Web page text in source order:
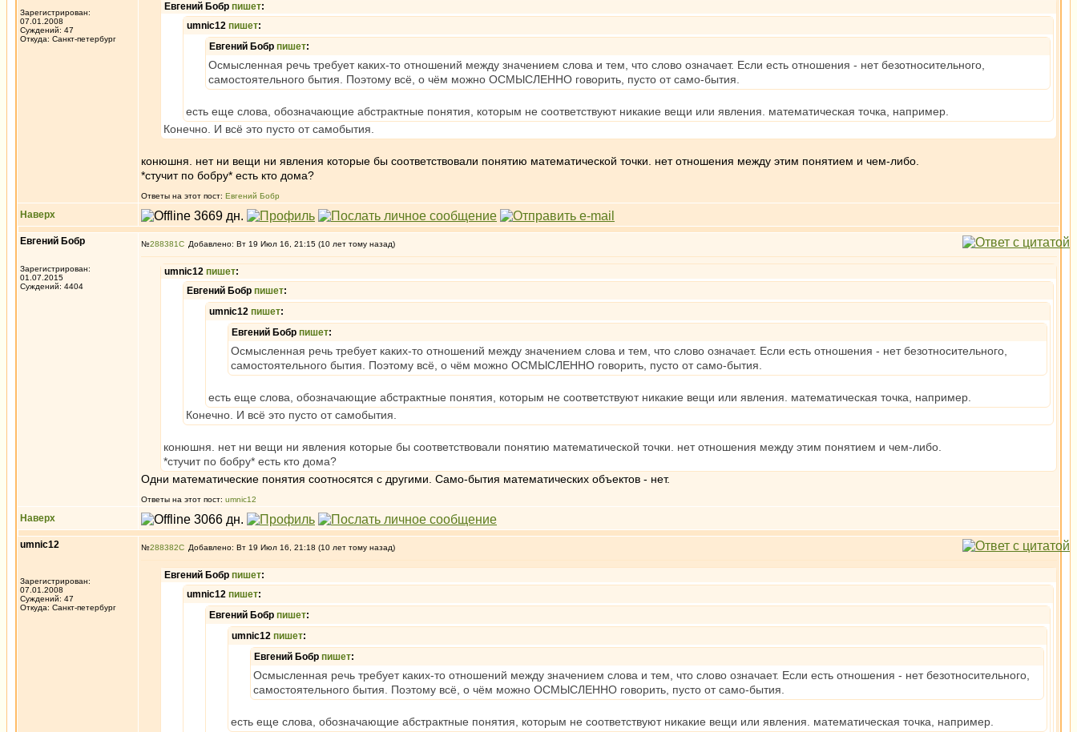
Зарегистрирован:
07.01.2008
Суждений: 47
Откуда: Санкт-петербург
Евгений Бобр пишет:
umnic12 пишет:
Евгений Бобр пишет:
Осмысленная речь требует каких-то отношений между значением слова и тем, что слово означает. Если есть отношения - нет безотносительного,
самостоятельного бытия. Поэтому всё, о чём можно ОСМЫСЛЕННО говорить, пусто от само-бытия.
есть еще слова, обозначающие абстрактные понятия, которым не соответствуют никакие вещи или явления. математическая точка, например.
Конечно. И всё это пусто от самобытия.
конюшня. нет ни вещи ни явления которые бы соответствовали понятию математической точки. нет отношения между этим понятием и чем-либо.
*стучит по бобру* есть кто дома?
Ответы на этот пост: Евгений Бобр
Наверх
Евгений Бобр
Зарегистрирован:
01.07.2015
Суждений: 4404
№288381 Добавлено: Вт 19 Июл 16, 21:15 (10 лет тому назад)
umnic12 пишет:
Евгений Бобр пишет:
umnic12 пишет:
Евгений Бобр пишет:
Осмысленная речь требует каких-то отношений между значением слова и тем, что слово означает. Если есть отношения - нет безотносительного,
самостоятельного бытия. Поэтому всё, о чём можно ОСМЫСЛЕННО говорить, пусто от само-бытия.
есть еще слова, обозначающие абстрактные понятия, которым не соответствуют никакие вещи или явления. математическая точка, например.
Конечно. И всё это пусто от самобытия.
конюшня. нет ни вещи ни явления которые бы соответствовали понятию математической точки. нет отношения между этим понятием и чем-либо.
*стучит по бобру* есть кто дома?
Одни математические понятия соотносятся с другими. Само-бытия математических объектов - нет.
Ответы на этот пост: umnic12
Наверх
umnic12
Зарегистрирован:
07.01.2008
Суждений: 47
Откуда: Санкт-петербург
№288382 Добавлено: Вт 19 Июл 16, 21:18 (10 лет тому назад)
Евгений Бобр пишет:
umnic12 пишет:
Евгений Бобр пишет:
umnic12 пишет:
Евгений Бобр пишет:
Осмысленная речь требует каких-то отношений между значением слова и тем, что слово означает. Если есть отношения - нет безотносительного,
самостоятельного бытия. Поэтому всё, о чём можно ОСМЫСЛЕННО говорить, пусто от само-бытия.
есть еще слова, обозначающие абстрактные понятия, которым не соответствуют никакие вещи или явления. математическая точка, например.